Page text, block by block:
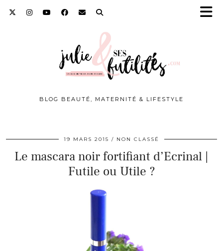
BLOG BEAUTÉ, MATERNITÉ & LIFESTYLE
19 MARS 2015 NON CLASSÉ
Le mascara noir fortifiant d’Ecrinal |
Futile ou Utile ?